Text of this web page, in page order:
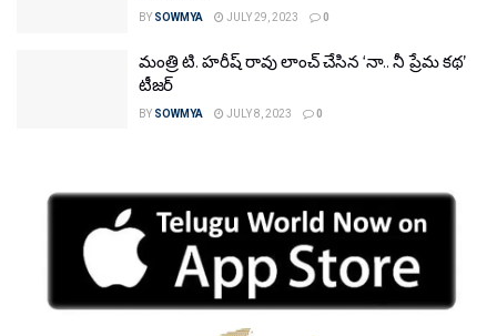
BY SOWMYA JULY 29, 2023 0
మంత్రి టి. హరీష్ రావు లాంచ్ చేసిన ‘నా.. నీ ప్రేమ కథ’
టీజర్
BY SOWMYA JULY 8, 2023 0